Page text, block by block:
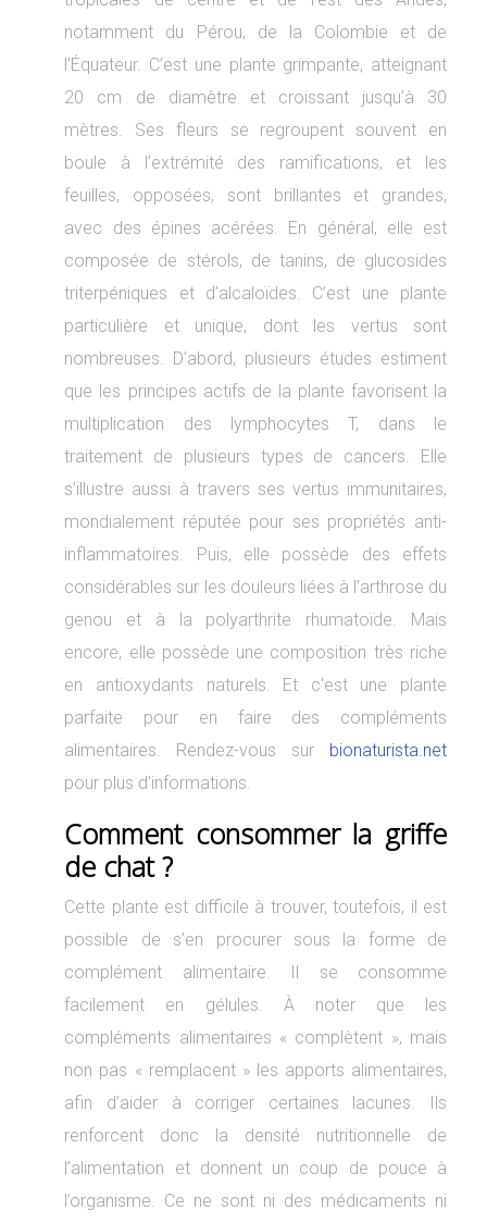
notamment du Pérou, de la Colombie et de
l’Équateur. C’est une plante grimpante, atteignant
20 cm de diamètre et croissant jusqu’à 30
mètres. Ses fleurs se regroupent souvent en
boule à l’extrémité des ramifications, et les
feuilles, opposées, sont brillantes et grandes,
avec des épines acérées. En général, elle est
composée de stérols, de tanins, de glucosides
triterpéniques et d’alcaloïdes. C’est une plante
particulière et unique, dont les vertus sont
nombreuses. D’abord, plusieurs études estiment
que les principes actifs de la plante favorisent la
multiplication des lymphocytes T, dans le
traitement de plusieurs types de cancers. Elle
s’illustre aussi à travers ses vertus immunitaires,
mondialement réputée pour ses propriétés anti-
inflammatoires. Puis, elle possède des effets
considérables sur les douleurs liées à l’arthrose du
genou et à la polyarthrite rhumatoïde. Mais
encore, elle possède une composition très riche
en antioxydants naturels. Et c’est une plante
parfaite pour en faire des compléments
alimentaires. Rendez-vous sur bionaturista.net
pour plus d’informations.
Comment consommer la griffe
de chat ?
Cette plante est difficile à trouver, toutefois, il est
possible de s’en procurer sous la forme de
complément alimentaire. Il se consomme
facilement en gélules. À noter que les
compléments alimentaires « complètent », mais
non pas « remplacent » les apports alimentaires,
afin d’aider à corriger certaines lacunes. Ils
renforcent donc la densité nutritionnelle de
l’alimentation et donnent un coup de pouce à
l’organisme. Ce ne sont ni des médicaments ni